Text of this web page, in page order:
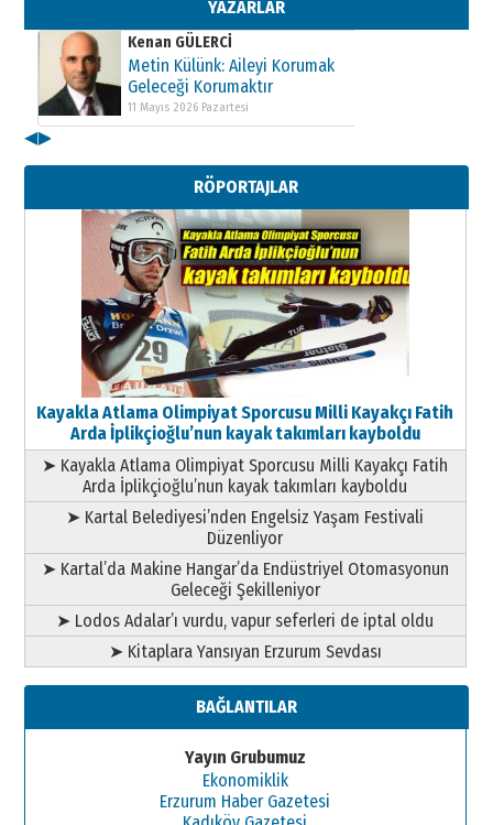
YAZARLAR
Kenan GÜLERCİ
Metin Külünk: Aileyi Korumak
Geleceği Korumaktır
11 Mayıs 2026 Pazartesi
Metin Külünk: Aileyi Korumak
Geleceği Korumaktır
11 Mayıs 2026 Pazartesi
◀▶
RÖPORTAJLAR
Kayakla Atlama Olimpiyat Sporcusu Milli Kayakçı Fatih
Arda İplikçioğlu’nun kayak takımları kayboldu
➤ Kayakla Atlama Olimpiyat Sporcusu Milli Kayakçı Fatih
Arda İplikçioğlu’nun kayak takımları kayboldu
➤ Kartal Belediyesi’nden Engelsiz Yaşam Festivali
Düzenliyor
➤ Kartal’da Makine Hangar’da Endüstriyel Otomasyonun
Geleceği Şekilleniyor
➤ Lodos Adalar’ı vurdu, vapur seferleri de iptal oldu
➤ Kitaplara Yansıyan Erzurum Sevdası
BAĞLANTILAR
Yayın Grubumuz
Ekonomiklik
Erzurum Haber Gazetesi